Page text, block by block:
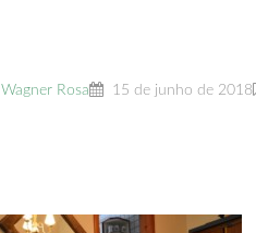
Wagner Rosa 15 de junho de 2018